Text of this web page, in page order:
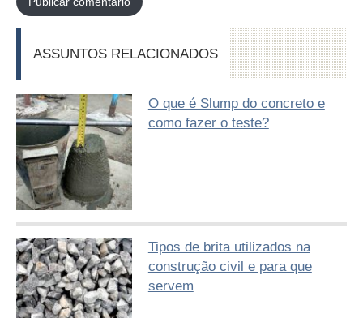
ASSUNTOS RELACIONADOS
O que é Slump do concreto e
como fazer o teste?
Tipos de brita utilizados na
construção civil e para que
servem